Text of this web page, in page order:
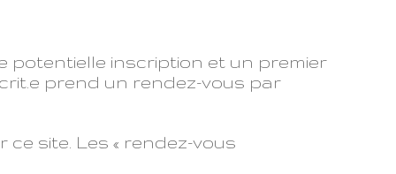
potentielle inscription et un premier
prend un rendez-vous par
ce site. Les « rendez-vous